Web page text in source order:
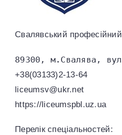
Свалявський
89300, м.Свалява,
+38(03133)2-13-64
liceumsv@ukr.net
https://liceumspbl.uz.ua
Перелік спеціальностей: